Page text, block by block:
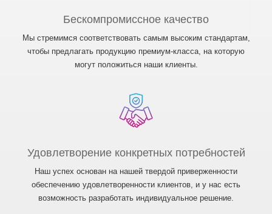
Бескомпромиссное качество
Мы стремимся соответствовать самым высоким стандартам,
чтобы предлагать продукцию премиум-класса, на которую
могут положиться наши клиенты.
Удовлетворение конкретных потребностей
Наш успех основан на нашей твердой приверженности
обеспечению удовлетворенности клиентов, и у нас есть
возможность разработать индивидуальное решение.